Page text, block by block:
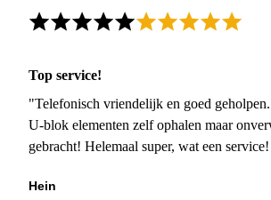
Top service!
"Telefonisch vriendelijk en goed
U-blok elementen zelf ophalen maar
gebracht! Helemaal super, wat een
Hein